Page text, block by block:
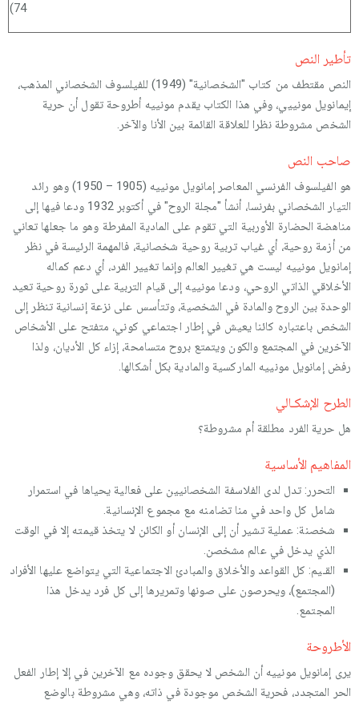
74)
تأطير النص
النص مقتطف من كتاب "الشخصانية" (1949) للفيلسوف الشخصاني المذهب،
إيمانويل مونييي، وفي هذا الكتاب يقدم مونييه أطروحة تقول أن حرية
الشخص مشروطة نظرا للعلاقة القائمة بين الأنا والآخر.
صاحب النص
هو الفيلسوف الفرنسي المعاصر إمانويل مونييه (1905 – 1950) وهو رائد
التيار الشخصاني بفرنسا، أنشأ "مجلة الروح" في أكتوبر 1932 ودعا فيها إلى
مناهضة الحضارة الأوربية التي تقوم على المادية المفرطة وهو ما جعلها تعاني
من أزمة روحية، أي غياب تربية روحية شخصانية، فالمهمة الرئيسة في نظر
إمانويل مونييه ليست هي تغيير العالم وإنما تغيير الفرد، أي دعم كماله
الأخلاقي الذاتي الروحي، ودعا مونييه إلى قيام التربية على ثورة روحية تعيد
الوحدة بين الروح والمادة في الشخصية، وتتأسس على نزعة إنسانية تنظر إلى
الشخص باعتباره كائنا يعيش في إطار اجتماعي كوني، متفتح على الأشخاص
الآخرين في المجتمع والكون ويتمتع بروح متسامحة، إزاء كل الأديان، ولذا
رفض إمانويل مونييه الماركسية والمادية بكل أشكالها.
الطرح الإشكـالي
هل حرية الفرد مطلقة أم مشروطة؟
المفاهيم الأساسية
التحرر: تدل لدى الفلاسفة الشخصانيين على فعالية يحياها في استمرار
شامل كل واحد في منا تضامنه مع مجموع الإنسانية.
شخصنة: عملية تشير أن إلى الإنسان أو الكائن لا يتخذ قيمته إلا في الوقت
الذي يدخل في عالم مشخصن.
القـيم: كل القواعد والأخلاق والمبادئ الاجتماعية التي يتواضع عليها الأفراد
(المجتمع)، ويحرصون على صونها وتمريرها إلى كل فرد يدخل هذا
المجتمع.
الأطروحة
يرى إمانويل مونييه أن الشخص لا يحقق وجوده مع الآخرين في إلا إطار الفعل
الحر المتجدد، فحرية الشخص موجودة في ذاته، وهي مشروطة بالوضع